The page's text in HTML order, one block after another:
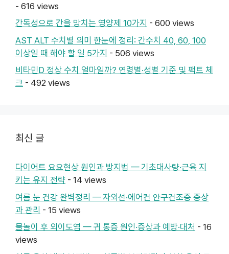
- 616 views
간독성으로 간을 망치는 영양제 10가지 - 600 views
AST ALT 수치별 의미 한눈에 정리: 간수치 40, 60, 100
이상일 때 해야 할 일 5가지 - 506 views
비타민D 정상 수치 얼마일까? 연령별·성별 기준 및 팩트 체
크 - 492 views
최신 글
다이어트 요요현상 원인과 방지법 — 기초대사량·근육 지
키는 유지 전략 - 14 views
여름 눈 건강 완벽정리 — 자외선·에어컨 안구건조증 증상
과 관리 - 15 views
물놀이 후 외이도염 — 귀 통증 원인·증상과 예방·대처 - 16
views